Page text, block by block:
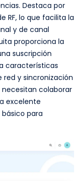
Destaca por
RF, lo que facilita la
y de canal
proporciona la
suscripción
características
y sincronización
necesitan colaborar
excelente
para